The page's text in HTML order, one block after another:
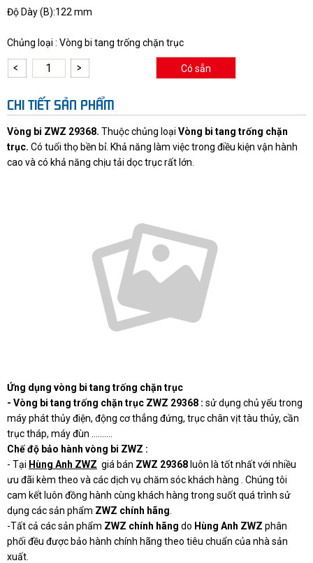
Độ Dày (B):122 mm
Chủng loại : Vòng bi tang trống chặn trục
Có sẵn
CHI TIẾT SẢN PHẨM
Vòng bi ZWZ 29368. Thuộc chủng loại Vòng bi tang trống chặn
trục. Có tuổi thọ bền bỉ. Khả năng làm việc trong điều kiện vận hành
cao và có khả năng chịu tải dọc trục rất lớn.
Ứng dụng vòng bi tang trống chặn trục
- Vòng bi tang trống chặn trục ZWZ 29368 : sử dụng chủ yếu trong
máy phát thủy điện, động cơ thẳng đứng, trục chân vịt tàu thủy, cần
trục tháp, máy đùn ..........
Chế độ bảo hành vòng bi ZWZ :
- Tại Hùng Anh ZWZ giá bán ZWZ 29368 luôn là tốt nhất với nhiều
ưu đãi kèm theo và các dịch vụ chăm sóc khách hàng . Chúng tôi
cam kết luôn đồng hành cùng khách hàng trong suốt quá trình sử
dụng các sản phẩm ZWZ chính hãng
-Tất cả các sản phẩm ZWZ chính hãng do Hùng Anh ZWZ phân
phối đều được bảo hành chính hãng theo tiêu chuẩn của nhà sản
xuất.